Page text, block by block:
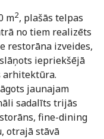
m2, plašās telpas
no tiem realizēts
restorāna izveides,
iepriekšējā
arhitektūra.
jaunajam
sadalīts trijās
fine-dining
otrajā stāvā